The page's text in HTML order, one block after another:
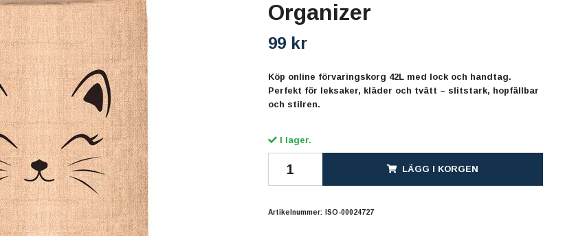
Organizer
99 kr
Köp online förvaringskorg 42L med lock och handtag.
Perfekt för leksaker, kläder och tvätt – slitstark, hopfällbar
och stilren.
I lager.
LÄGG I KORGEN
Artikelnummer: ISO-00024727